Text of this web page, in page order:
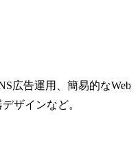
広告運用、簡易的なWeb
ザインなど。